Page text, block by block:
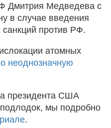
Дмитрия Медведева с
в случае введения
против РФ.
атомных
неоднозначную
президента США
мы подробно
.